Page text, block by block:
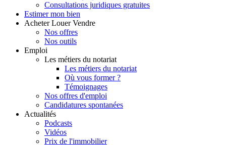
Consultations juridiques gratuites
Estimer mon bien
Acheter Louer Vendre
Nos offres
Nos outils
Emploi
Les métiers du notariat
Les métiers du notariat
Où vous former ?
Témoignages
Nos offres d'emploi
Candidatures spontanées
Actualités
Podcasts
Vidéos
Prix de l'immobilier